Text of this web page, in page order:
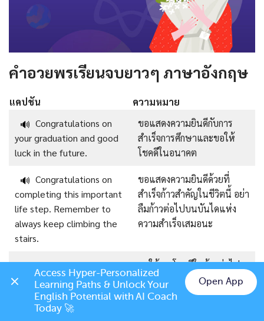
คำอวยพรเรียนจบยาวๆ ภาษาอังกฤษ
แคปชัน
ความหมาย
🔊 Congratulations on
your graduation and good
luck in the future.
ขอแสดงความยินดีกับการ
สำเร็จการศึกษาและขอให้
โชคดีในอนาคต
🔊 Congratulations on
completing this important
life step. Remember to
always keep climbing the
stairs.
ขอแสดงความยินดีด้วยที่
สำเร็จก้าวสำคัญในชีวิตนี้ อย่า
ลืมก้าวต่อไปบนบันไดแห่ง
ความสำเร็จเสมอนะ
🔊 Best wishes for your
next steps after
graduation.
ขอให้คุณโชคดีในก้าวต่อไป
หลังความสำเร็จการศึกษานะ
Chat on LINE
Access Hyper-Personalized
Learning Paths & Unlock Your
English Potential with AI Coach
Today 🚀
Open App